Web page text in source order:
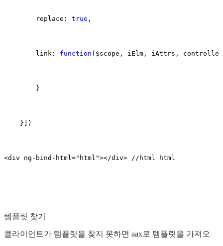
        replace:
true ,
        link:
function ($scope, iElm, iAttrs,
        }
    }])
<div ng-bind-html="html"></div> //html html
템플릿 찾기
클라이언트가 템플릿을 찾지 못하면 aax로 템플릿을 가져오